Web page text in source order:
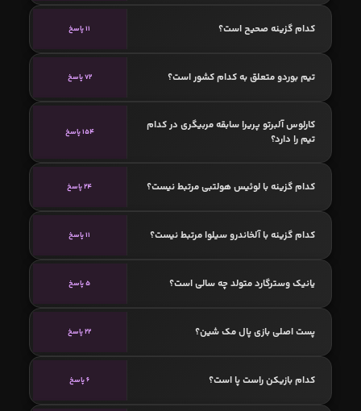
کدام گزینه صحیح است؟ 11 پاسخ
تیم بوردو متعلق به کدام کشور است؟ 72 پاسخ
کارلوس آلبرتو پریرا سابقه مربیگری در کدام
تیم را دارد؟
154 پاسخ
کدام گزینه با لوئیس هولتبی مرتبط نیست؟ 24 پاسخ
کدام گزینه با آلخاندرو سیلوا مرتبط نیست؟ 11 پاسخ
یانیک وسترگارد متولد چه سالی است؟ 5 پاسخ
پست اصلی بازی پال مک‌ شین؟ 22 پاسخ
کدام بازیکن راست پا است؟ 6 پاسخ